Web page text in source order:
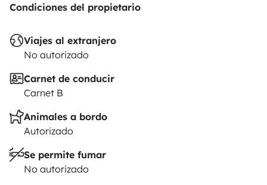
Condiciones del propietario
Viajes al extranjero
No autorizado
Carnet de conducir
Carnet B
Animales a bordo
Autorizado
Se permite fumar
No autorizado